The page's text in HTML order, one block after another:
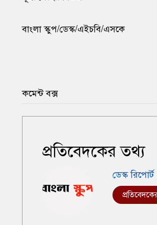
বাংলা স্কুপ/ডেস্ক/এইচবি/এসকে
কমেন্ট বক্স
প্রতিবেদকের তথ্য
ডেস্ক রিপোর্ট